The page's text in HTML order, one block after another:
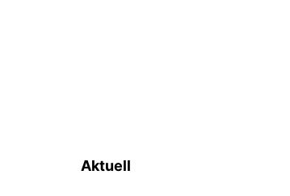
Aktuell